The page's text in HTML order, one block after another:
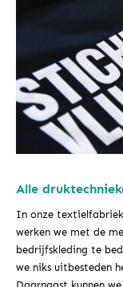
Alle
In onze textielfabriek
werken we met de
bedrijfskleding te
we niks uitbesteden